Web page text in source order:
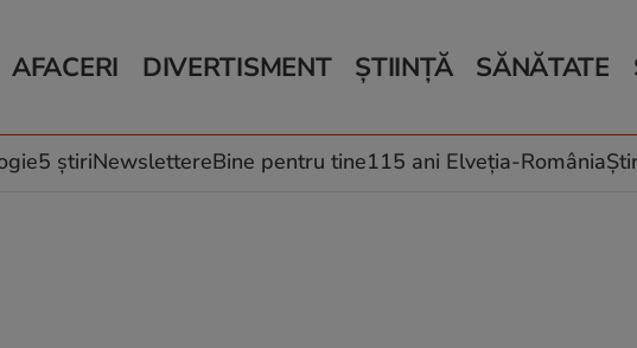
AFACERI
Auto
Locuri de muncă
DIVERTISMENT
Horoscop
Muzică și Filme
ȘTIINȚĂ
Schimbări climatice
SĂNĂTATE
Relații
Rețete culinare
5 știriNewslettereBine pentru tine115 ani Elveția-România